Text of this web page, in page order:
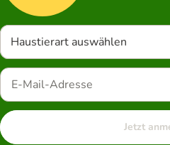
Haustierart auswählen
Jetzt